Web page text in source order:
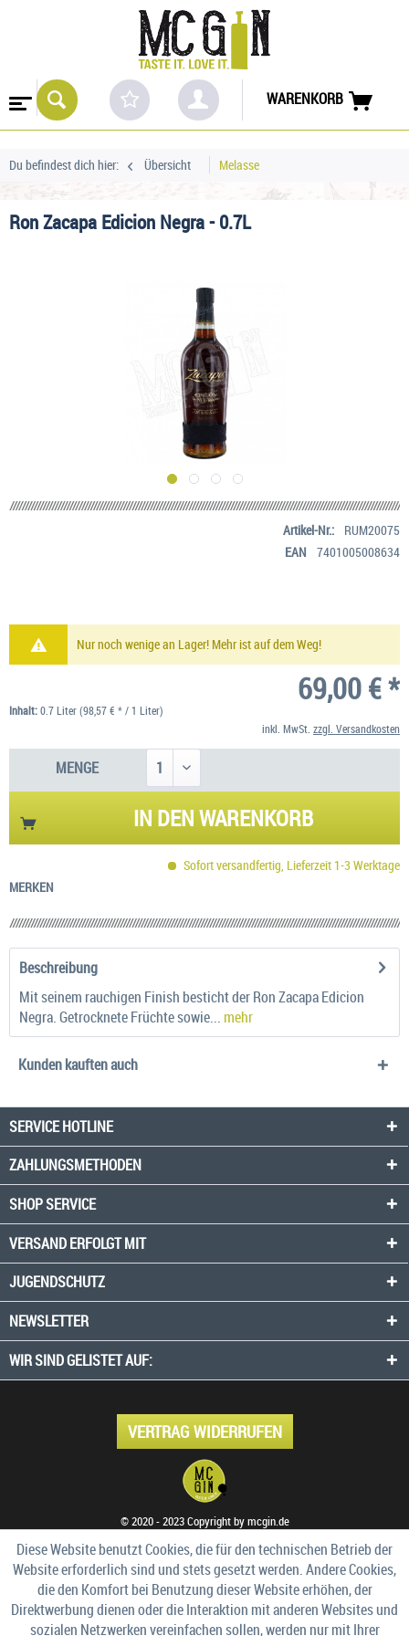
WARENKORB
Du befindest dich hier: Übersicht Melasse
Ron Zacapa Edicion Negra - 0.7L
Artikel-Nr.:
RUM20075
EAN
7401005008634
Nur noch wenige an Lager! Mehr ist auf dem Weg!
69,00 € *
Inhalt:0.7 Liter (98,57 € * / 1 Liter)
inkl. MwSt. zzgl. Versandkosten
MENGE
IN DENWARENKORB
Sofort versandfertig, Lieferzeit 1-3 Werktage
MERKEN
Beschreibung
Mit seinem rauchigen Finish besticht der Ron Zacapa Edicion
Negra. Getrocknete Früchte sowie... mehr
Kunden kauften auch
SERVICE HOTLINE
ZAHLUNGSMETHODEN
SHOP SERVICE
VERSAND ERFOLGT MIT
JUGENDSCHUTZ
NEWSLETTER
WIR SIND GELISTET AUF:
VERTRAG WIDERRUFEN
© 2020 - 2023 Copyright by mcgin.de
Diese Website benutzt Cookies, die für den technischen Betrieb der
Website erforderlich sind und stets gesetzt werden. Andere Cookies,
die den Komfort bei Benutzung dieser Website erhöhen, der
Direktwerbung dienen oder die Interaktion mit anderen Websites und
sozialen Netzwerken vereinfachen sollen, werden nur mit Ihrer